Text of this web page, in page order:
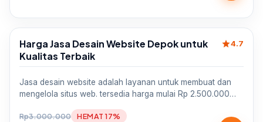
Sale
Harga Jasa Desain Website Depok untuk
Kualitas Terbaik
star4.7
Jasa desain website adalah layanan untuk membuat dan
mengelola situs web. tersedia harga mulai Rp 2.500.000…
Rp3.000.000 HEMAT 17%